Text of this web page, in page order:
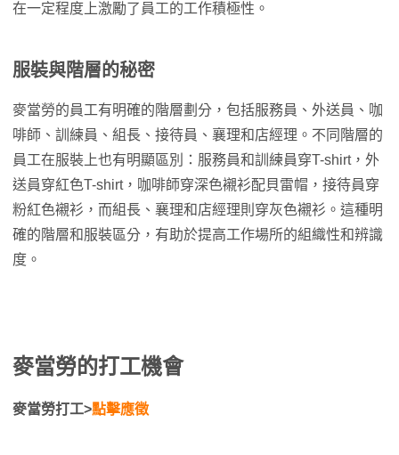
在一定程度上激勵了員工的工作積極性。
服裝與階層的秘密
麥當勞的員工有明確的階層劃分，包括服務員、外送員、咖
啡師、訓練員、組長、接待員、襄理和店經理。不同階層的
員工在服裝上也有明顯區別：服務員和訓練員穿T-shirt，外
送員穿紅色T-shirt，咖啡師穿深色襯衫配貝雷帽，接待員穿
粉紅色襯衫，而組長、襄理和店經理則穿灰色襯衫。這種明
確的階層和服裝區分，有助於提高工作場所的組織性和辨識
度。
麥當勞的打工機會
麥當勞打工>點擊應徵